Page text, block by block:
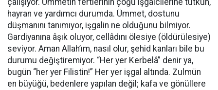
çalışıyor. Ümmetin fertlerinin çoğu işgalcilerine tutkun,
hayran ve yardımcı durumda. Ümmet, dostunu
düşmanını tanımıyor, işgalin ne olduğunu bilmiyor.
Gardiyanına âşık oluyor, cellâdını ölesiye (öldürülesiye)
seviyor. Aman Allah’ım, nasıl olur, şehid kanları bile bu
durumu değiştiremiyor. “Her yer Kerbelâ” denir ya,
bugün “her yer Filistin!” Her yer işgal altında. Zulmün
en büyüğü, bedenlere yapılan değil; kafa ve gönüllere